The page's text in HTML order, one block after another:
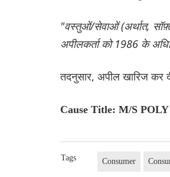
"वस्तुओं/सेवाओं (अर्थात,
अपीलकर्ता को 1986 के
तदनुसार, अपील खारिज कर
Cause Title: M/S
Tags Consumer